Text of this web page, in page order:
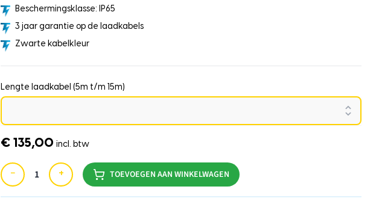
Beschermingsklasse: IP65
3 jaar garantie op de laadkabels
Zwarte kabelkleur
Lengte laadkabel (5m t/m 15m)
€ 135,00 incl. btw
− + TOEVOEGEN AAN WINKELWAGEN